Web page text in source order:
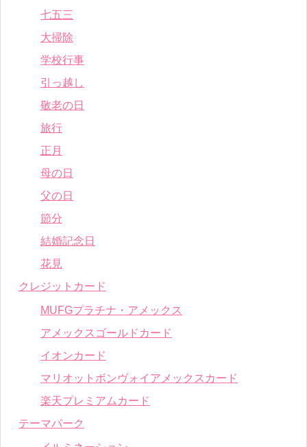
七五三
大掃除
学校行事
引っ越し
敬老の日
旅行
正月
母の日
父の日
節分
結婚記念日
花見
クレジットカード
MUFGプラチナ・アメックス
アメックスゴールドカード
イオンカード
マリオットボンヴォイアメックスカード
楽天プレミアムカード
テーマパーク